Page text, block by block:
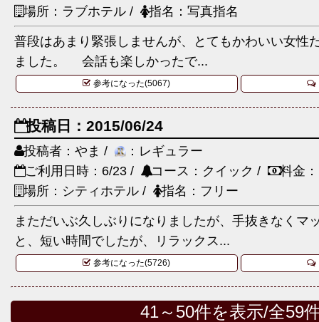
場所：ラブホテル /
指名：写真指名
普段はあまり緊張しませんが、とてもかわいい女性
ました。 会話も楽しかったで...
参考になった(5067)
投稿日：2015/06/24
投稿者：やま /
：レギュラー
ご利用日時：6/23 /
コース：クイック /
料金
場所：シティホテル /
指名：フリー
まただいぶ久しぶりになりましたが、手抜きなくマ
と、短い時間でしたが、リラックス...
参考になった(5726)
41～50件を表示/全59